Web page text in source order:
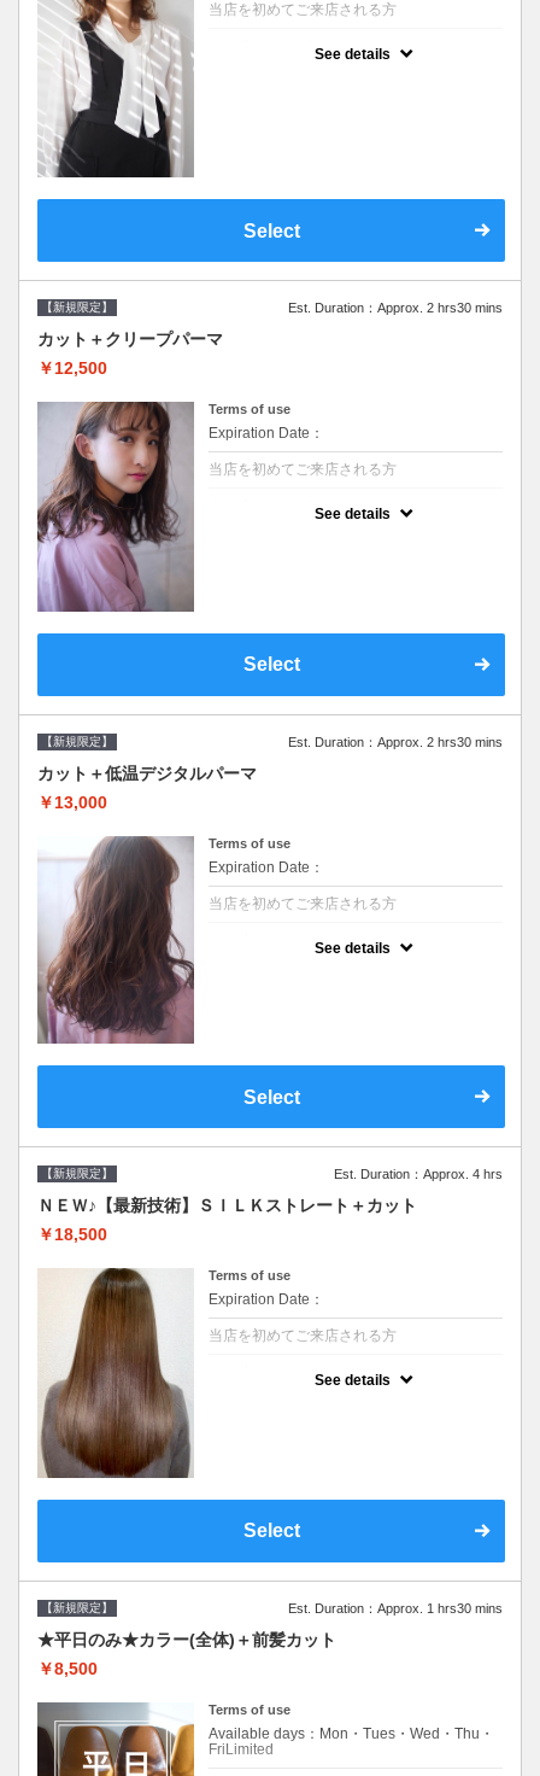
当店を初めてご来店される方
See details
Select
【新規限定】 Est. Duration：Approx. 2 hrs30 mins
カット＋クリープパーマ
￥12,500
Terms of use
Expiration Date：
当店を初めてご来店される方
See details
Select
【新規限定】 Est. Duration：Approx. 2 hrs30 mins
カット＋低温デジタルパーマ
￥13,000
Terms of use
Expiration Date：
当店を初めてご来店される方
See details
Select
【新規限定】 Est. Duration：Approx. 4 hrs
ＮＥＷ♪【最新技術】ＳＩＬＫストレート＋カット
￥18,500
Terms of use
Expiration Date：
当店を初めてご来店される方
See details
Select
【新規限定】 Est. Duration：Approx. 1 hrs30 mins
★平日のみ★カラー(全体)＋前髪カット
￥8,500
Terms of use
Available days：Mon・Tues・Wed・Thu・
FriLimited